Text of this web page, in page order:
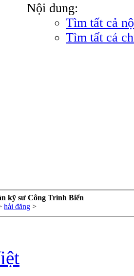
Nội dung:
Tìm tất cả
Tìm tất cả
kỹ sư Công Trình Biển
hải đăng >